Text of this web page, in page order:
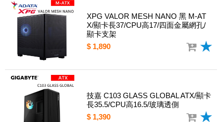
XPG VALOR MESH NANO 黑 M-AT
X/顯卡長37/CPU高17/四面金屬網孔/
顯卡支架
$ 1,890
技嘉 C103 GLASS GLOBAL ATX/顯卡
長35.5/CPU高16.5/玻璃透側
$ 1,390